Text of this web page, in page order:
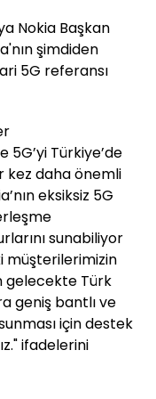
Nokia Başkan
şimdiden
5G referansı
Türkiye’de
kez daha önemli
eksiksiz 5G
sunabiliyor
müşterilerimizin
gelecekte Türk
geniş bantlı ve
için destek
ifadelerini